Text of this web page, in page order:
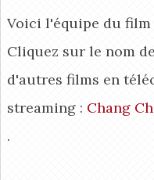
Voici l'équipe du film
Cliquez sur le nom
d'autres films en
streaming : Chang
.